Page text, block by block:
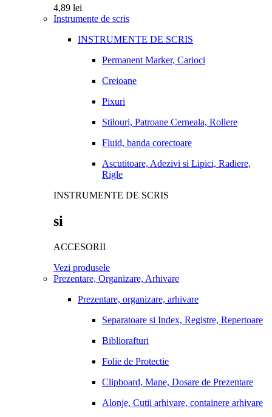
4,89 lei
Instrumente de scris
INSTRUMENTE DE SCRIS
Permanent Marker, Carioci
Creioane
Pixuri
Stilouri, Patroane Cerneala, Rollere
Fluid, banda corectoare
Ascutitoare, Adezivi si Lipici, Radiere,
Rigle
INSTRUMENTE DE SCRIS
si
ACCESORII
Vezi produsele
Prezentare, Organizare, Arhivare
Prezentare, organizare, arhivare
Separatoare si Index, Registre, Repertoare
Bibliorafturi
Folie de Protectie
Clipboard, Mape, Dosare de Prezentare
Alonje, Cutii arhivare, containere arhivare